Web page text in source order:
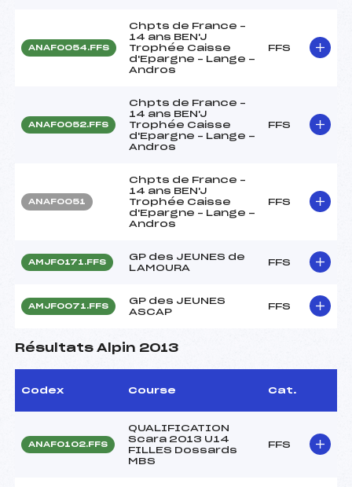
ANAF0054.FFS
Chpts de France –
14 ans BEN'J
Trophée Caisse
d'Epargne – Lange -
Andros
FFS
ANAF0052.FFS
Chpts de France –
14 ans BEN'J
Trophée Caisse
d'Epargne – Lange -
Andros
FFS
ANAF0051
Chpts de France –
14 ans BEN'J
Trophée Caisse
d'Epargne – Lange -
Andros
FFS
AMJF0171.FFS
GP des JEUNES de
LAMOURA
FFS
AMJF0071.FFS
GP des JEUNES
ASCAP
FFS
Résultats Alpin 2013
Codex Course Cat.
ANAF0102.FFS
QUALIFICATION
Scara 2013 U14
FILLES Dossards
MBS
FFS